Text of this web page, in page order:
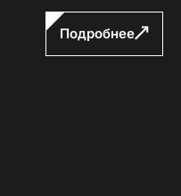
Подробнее